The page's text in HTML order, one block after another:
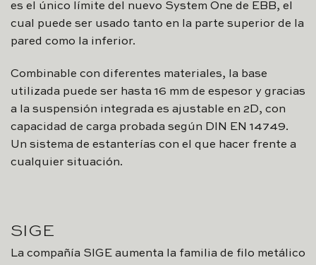
es el único límite del nuevo System One de EBB, el
cual puede ser usado tanto en la parte superior de la
pared como la inferior.
Combinable con diferentes materiales, la base
utilizada puede ser hasta 16 mm de espesor y gracias
a la suspensión integrada es ajustable en 2D, con
capacidad de carga probada según DIN EN 14749.
Un sistema de estanterías con el que hacer frente a
cualquier situación.
SIGE
La compañía SIGE aumenta la familia de filo metálico